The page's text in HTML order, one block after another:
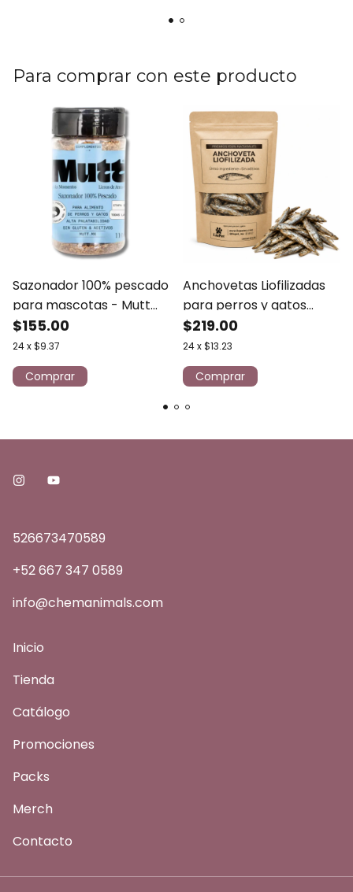
Para comprar con este producto
Sazonador 100% pescado
para mascotas - Mutt
100g
$155.00
24x$9.37
Anchovetas Liofilizadas
para perros y gatos
premios 80 g LIOPET
$219.00
24x$13.23
526673470589
+52 667 347 0589
info@chemanimals.com
Inicio
Tienda
Catálogo
Promociones
Packs
Merch
Contacto